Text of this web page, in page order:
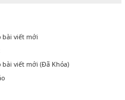
bài viết mới
bài viết mới (Đã Khóa)